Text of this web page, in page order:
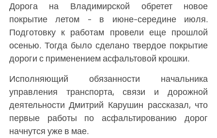
Дорога на Владимирской обретет новое
покрытие летом - в июне-середине июля.
Подготовку к работам провели еще прошлой
осенью. Тогда было сделано твердое покрытие
дороги с применением асфальтовой крошки.
Исполняющий обязанности начальника
управления транспорта, связи и дорожной
деятельности Дмитрий Карушин рассказал, что
первые работы по асфальтированию дорог
начнутся уже в мае.